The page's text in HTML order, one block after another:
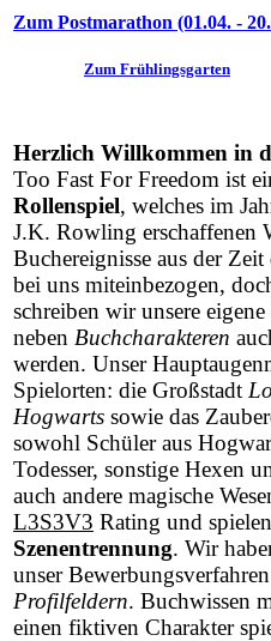
Zum Postmarathon (01.04. -
Zum Frühlingsgarten
Herzlich Willkommen in
Too Fast For Freedom ist
Rollenspiel, welches im
J.K. Rowling erschaffenen
Buchereignisse aus der
bei uns miteinbezogen,
schreiben wir unsere
neben Buchcharakteren
werden. Unser
Spielorten: die Großstadt
Hogwarts sowie das
sowohl Schüler aus
Todesser, sonstige Hexen
auch andere magische
L3S3V3 Rating und
Szenentrennung. Wir
unser
Profilfeldern. Buchwissen
einen fiktiven Charakter